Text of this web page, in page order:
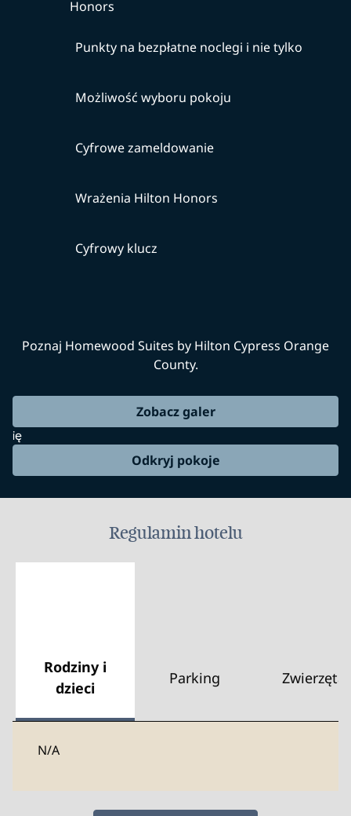
Honors
Punkty na bezpłatne noclegi i nie tylko
Możliwość wyboru pokoju
Cyfrowe zameldowanie
Wrażenia Hilton Honors
Cyfrowy klucz
Poznaj Homewood Suites by Hilton Cypress Orange
County.
Zobacz galer
ię
Odkryj pokoje
Regulamin hotelu
Rodziny i
dzieci
Parking Zwierzęta
N/A